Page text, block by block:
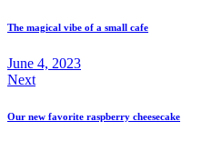
The magical vibe of a small cafe
June 4, 2023
Next
Our new favorite raspberry cheesecake